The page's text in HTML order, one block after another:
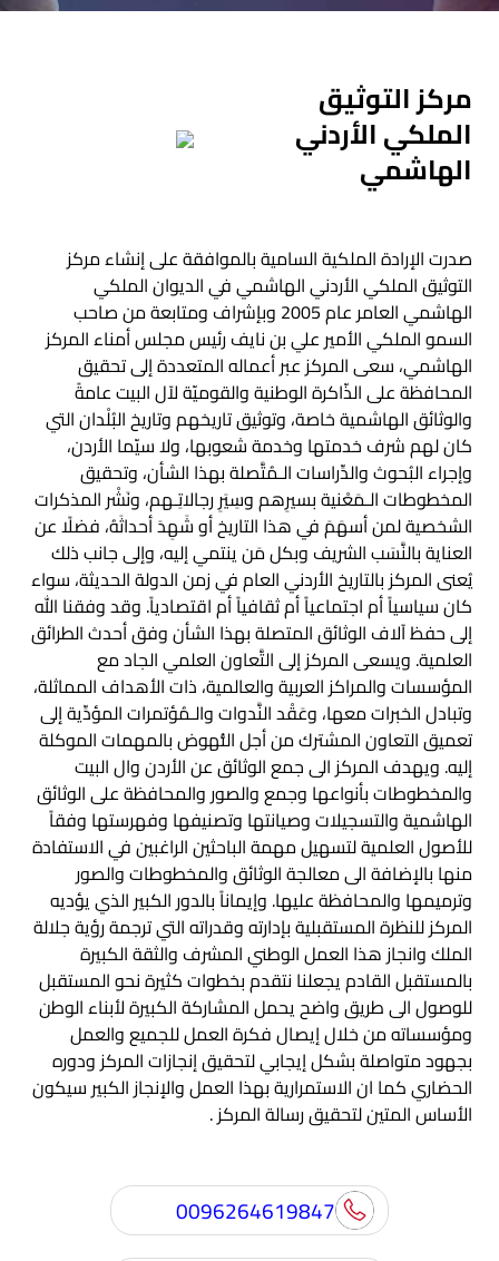
مركز التوثيق
الملكي الأردني
الهاشمي
صدرت الإرادة الملكية السامية بالموافقة على إنشاء مركز
التوثيق الملكي الأردني الهاشمي في الديوان الملكي
الهاشمي العامر عام 2005 وبإشراف ومتابعة من صاحب
السمو الملكي الأمير علي بن نايف رئيس مجلس أمناء المركز
الهاشمي، سعى المركز عبر أعماله المتعددة إلى تحقيق
المحافظة على الذّاكرة الوطنية والقوميّة لآل البيت عامةً
والوثائق الهاشمية خاصة، وتوثيق تاريخهم وتاريخ البُلْدان التي
كان لهم شرف خدمتها وخدمة شعوبها، ولا سيّما الأردن،
وإجراء البُحوث والدِّراسات الـمُتَّصلة بهذا الشأن، وتحقيق
المخطوطات الـمَعْنية بسيرِهم وسِيَرِ رجالاتِـهم، ونَشْر المذكرات
الشخصية لمن أسهَمَ في هذا التاريخ أو شَهِدَ أحداثَهُ، فضلًا عن
العناية بالنَّسَب الشريف وبكل مَن ينتمي إليه، وإلى جانب ذلك
يُعنى المركز بالتاريخ الأردني العام في زمن الدولة الحديثة، سواء
كان سياسياً أم اجتماعياً أم ثقافياً أم اقتصادياً. وقد وفقنا الله
إلى حفظ آلاف الوثائق المتصلة بهذا الشأن وفق أحدث الطرائق
العلمية. ويسعى المركز إلى التَّعاون العلمي الجاد مع
المؤسسات والمراكز العربية والعالمية، ذات الأهداف المماثلة،
وتبادل الخبرات معها، وعَقْد النَّدوات والـمُؤتمرات المؤدِّية إلى
تعميق التعاون المشترك من أجل النُّهوض بالمهمات الموكلة
إليه. ويهدف المركز الى جمع الوثائق عن الأردن وال البيت
والمخطوطات بأنواعها وجمع والصور والمحافظة على الوثائق
الهاشمية والتسجيلات وصيانتها وتصنيفها وفهرستها وفقاً
للأصول العلمية لتسهيل مهمة الباحثين الراغبين في الاستفادة
منها بالإضافة الى معالجة الوثائق والمخطوطات والصور
وترميمها والمحافظة عليها. وإيماناً بالدور الكبير الذي يؤديه
المركز للنظرة المستقبلية بإدارته وقدراته التي ترجمة رؤية جلالة
الملك وانجاز هذا العمل الوطني المشرف والثقة الكبيرة
بالمستقبل القادم يجعلنا نتقدم بخطوات كثيرة نحو المستقبل
للوصول الى طريق واضح يحمل المشاركة الكبيرة لأبناء الوطن
ومؤسساته من خلال إيصال فكرة العمل للجميع والعمل
بجهود متواصلة بشكل إيجابي لتحقيق إنجازات المركز ودوره
الحضاري كما ان الاستمرارية بهذا العمل والإنجاز الكبير سيكون
الأساس المتين لتحقيق رسالة المركز .
0096264619847